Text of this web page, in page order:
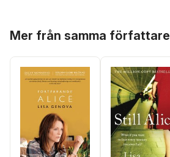
Mer från samma författare